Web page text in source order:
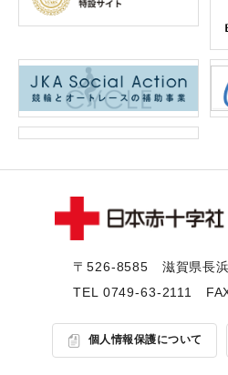
〒526-8585 滋賀県⻑
TEL 0749-63-2111
個人情報保護について